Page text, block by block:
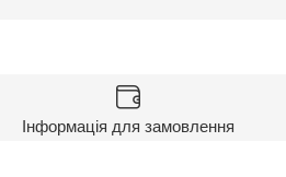
Інформація для замовлення